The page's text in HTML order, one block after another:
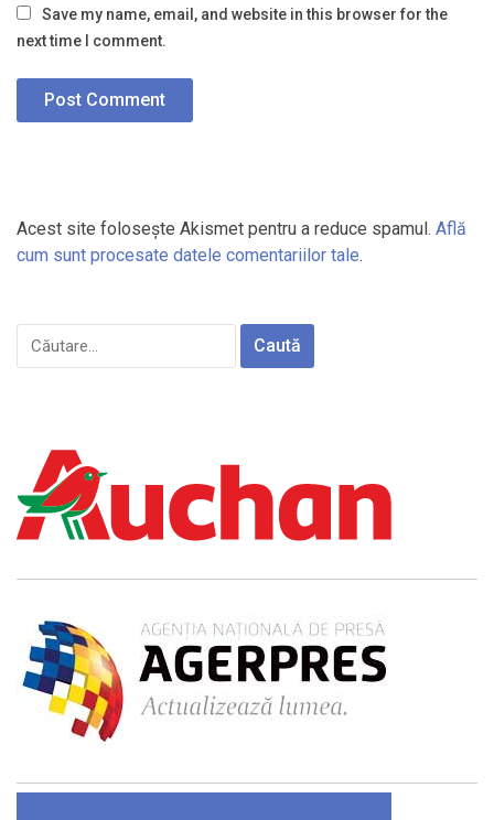
Save my name, email, and website in this browser for the
next time I comment.
Acest site folosește Akismet pentru a reduce spamul. Află
cum sunt procesate datele comentariilor tale.
Caută
după: